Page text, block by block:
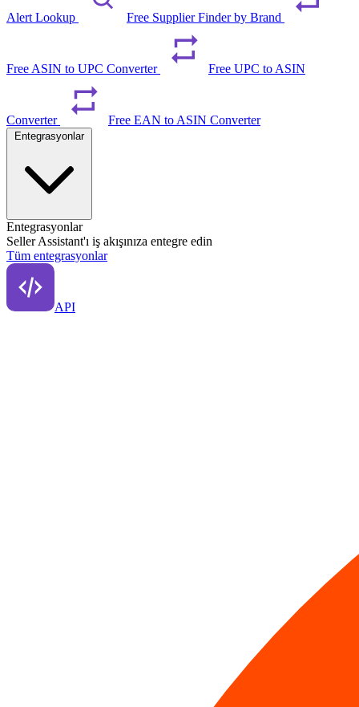
Alert Lookup Free Supplier Finder by Brand
Free ASIN to UPC Converter Free UPC to ASIN
Converter Free EAN to ASIN Converter
Entegrasyonlar
Entegrasyonlar
Seller Assistant'ı iş akışınıza entegre edin
Tüm entegrasyonlar
API